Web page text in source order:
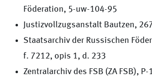
Föderation, 5-uw-104-95
Justizvollzugsanstalt Bautzen,
Staatsarchiv der Russischen
f. 7212, opis 1, d. 233
Zentralarchiv des FSB (ZA FSB), P-